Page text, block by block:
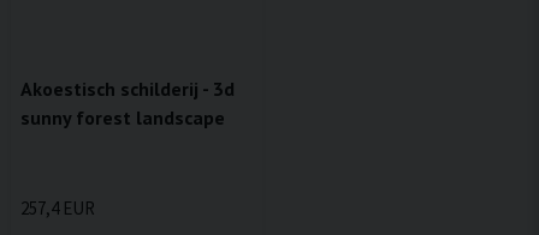
Akoestisch schilderij - 3d
sunny forest landscape
257,4 EUR